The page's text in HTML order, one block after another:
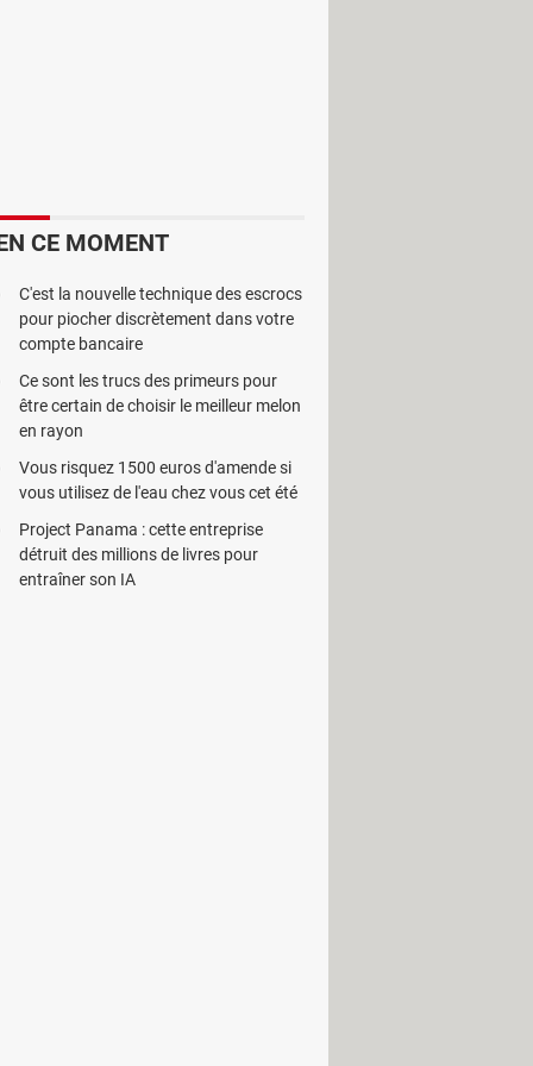
de l'écran flanqué de
CE MOMENT
C'est la nouvelle technique des escrocs
pour piocher discrètement dans votre
compte bancaire
Ce sont les trucs des primeurs pour
être certain de choisir le meilleur melon
en rayon
Vous risquez 1500 euros d'amende si
vous utilisez de l'eau chez vous cet été
Project Panama : cette entreprise
détruit des millions de livres pour
entraîner son IA